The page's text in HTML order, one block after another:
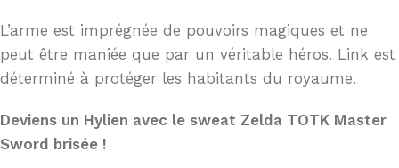
L’arme est imprégnée de pouvoirs magiques et ne
peut être maniée que par un véritable héros. Link est
déterminé à protéger les habitants du royaume.
Deviens un Hylien avec le sweat Zelda TOTK Master
Sword brisée !